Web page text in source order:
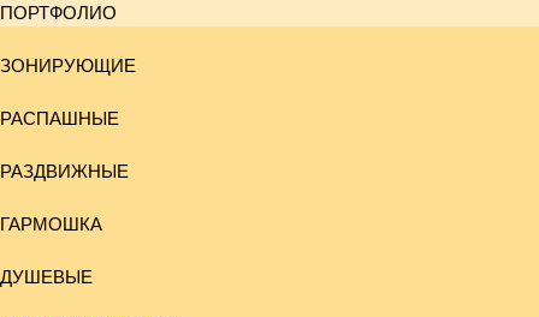
ПОРТФОЛИО
ЗОНИРУЮЩИЕ
РАСПАШНЫЕ
РАЗДВИЖНЫЕ
ГАРМОШКА
ДУШЕВЫЕ